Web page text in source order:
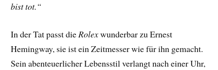
bist tot.“
In der Tat passt dieRolexwunderbar zu Ernest
Hemingway, sie ist ein Zeitmesser wie für ihn gemacht.
Sein abenteuerlicher Lebensstil verlangt nach einer Uhr,